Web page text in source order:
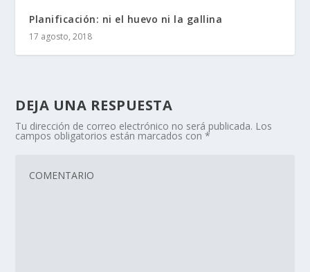
Planificación: ni el huevo ni la gallina
17 agosto, 2018
DEJA UNA RESPUESTA
Tu dirección de correo electrónico no será publicada. Los
campos obligatorios están marcados con*